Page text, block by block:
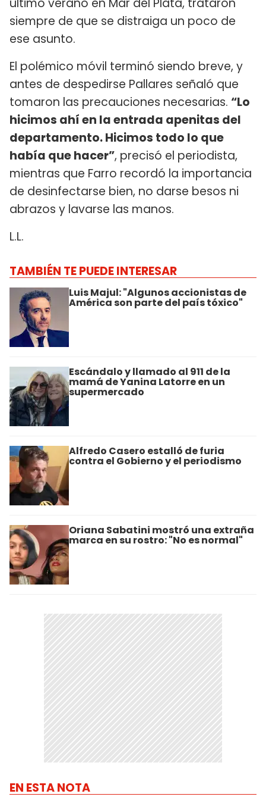
siempre de que se distraiga un poco de
ese asunto.
El polémico móvil terminó siendo breve, y
antes de despedirse Pallares señaló que
tomaron las precauciones necesarias. “Lo
hicimos ahí en la entrada apenitas del
departamento. Hicimos todo lo que
había que hacer”, precisó el periodista,
mientras que Farro recordó la importancia
de desinfectarse bien, no darse besos ni
abrazos y lavarse las manos.
L.L.
TAMBIÉN TE PUEDE INTERESAR
Luis Majul: "Algunos accionistas de
América son parte del país tóxico"
Escándalo y llamado al 911 de la
mamá de Yanina Latorre en un
supermercado
Alfredo Casero estalló de furia
contra el Gobierno y el periodismo
Oriana Sabatini mostró una extraña
marca en su rostro: "No es normal"
EN ESTA NOTA